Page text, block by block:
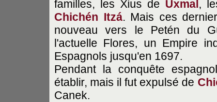
familles, les Xius de Uxmal,
Chichén Itzá. Mais ces
nouveau vers le Petén du
l'actuelle Flores, un Empire
Espagnols jusqu'en 1697.
Pendant la conquête
établir, mais il fut expulsé de
Canek.